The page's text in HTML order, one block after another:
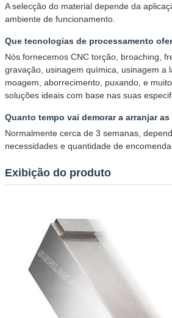
A selecção do material depende da
ambiente de funcionamento.
Que tecnologias de processamento
Nós fornecemos CNC torção, broaching,
gravação, usinagem química, usinagem a
moagem, aborrecimento, puxando, e
soluções ideais com base nas suas
Quanto tempo vai demorar a arranjar
Normalmente cerca de 3 semanas,
necessidades e quantidade de encomenda.
Exibição do produto